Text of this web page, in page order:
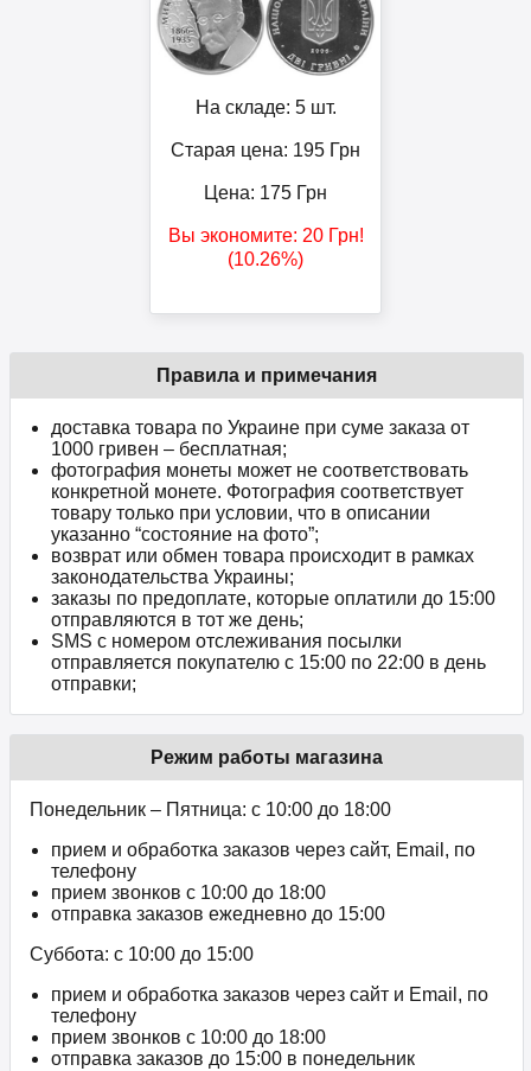
На складе: 5 шт.
Старая цена: 195 Грн
Цена: 175 Грн
Вы экономите: 20Грн!
(10.26%)
Правила и примечания
доставка товара по Украине при суме заказа от
1000 гривен – бесплатная;
фотография монеты может не соответствовать
конкретной монете. Фотография соответствует
товару только при условии, что в описании
указанно “состояние на фото”;
возврат или обмен товара происходит в рамках
законодательства Украины;
заказы по предоплате, которые оплатили до 15:00
отправляются в тот же день;
SMS с номером отслеживания посылки
отправляется покупателю с 15:00 по 22:00 в день
отправки;
Режим работы магазина
Понедельник – Пятница: с 10:00 до 18:00
прием и обработка заказов через сайт, Email, по
телефону
прием звонков c 10:00 до 18:00
отправка заказов ежедневно до 15:00
Суббота: с 10:00 до 15:00
прием и обработка заказов через сайт и Email, по
телефону
прием звонков c 10:00 до 18:00
отправка заказов до 15:00 в понедельник